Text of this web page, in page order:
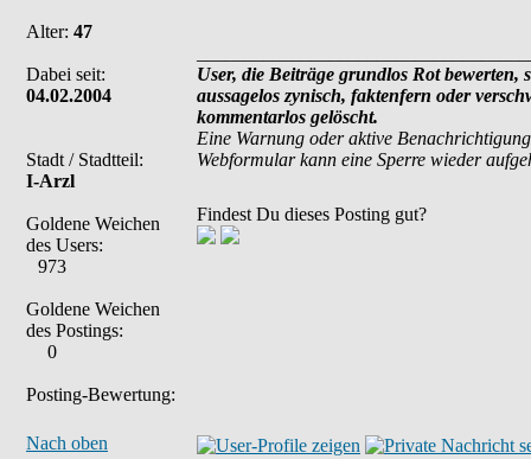
Alter: 47
Dabei seit:
04.02.2004
Stadt / Stadtteil:
I-Arzl
Goldene Weichen
des Users:
973
Goldene Weichen
des Postings:
0
Posting-Bewertung:
User, die Beiträge grundlos Rot
aussagelos zynisch, faktenfern oder
kommentarlos gelöscht.
Eine Warnung oder aktive
Webformular kann eine Sperre wieder
Findest Du dieses Posting gut?
Nach oben